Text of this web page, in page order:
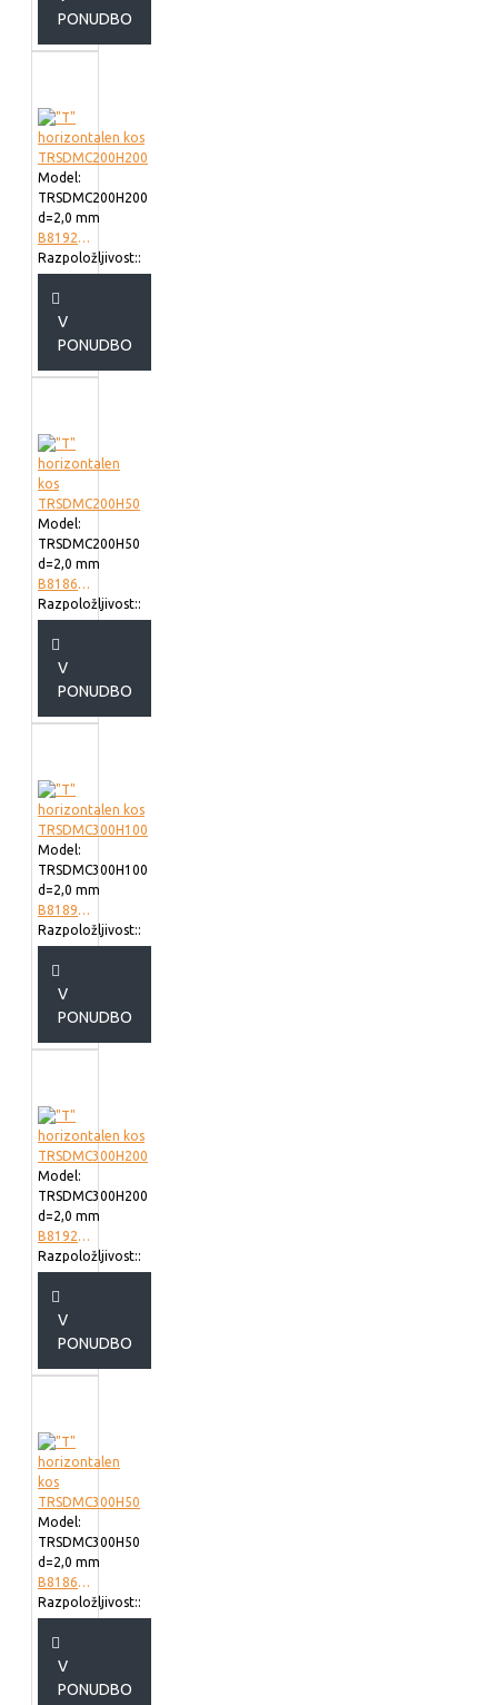
PONUDBO
Model:
TRSDMC200H200
d=2,0 mm
B819220
Razpoložljivost::
V
PONUDBO
Model:
TRSDMC200H50
d=2,0 mm
B818620
Razpoložljivost::
V
PONUDBO
Model:
TRSDMC300H100
d=2,0 mm
B818930
Razpoložljivost::
V
PONUDBO
Model:
TRSDMC300H200
d=2,0 mm
B819230
Razpoložljivost::
V
PONUDBO
Model:
TRSDMC300H50
d=2,0 mm
B818630
Razpoložljivost::
V
PONUDBO